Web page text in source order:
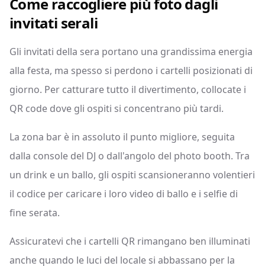
invitati serali
Gli invitati della sera portano una grandissima energia
alla festa, ma spesso si perdono i cartelli posizionati di
giorno. Per catturare tutto il divertimento, collocate i
QR code dove gli ospiti si concentrano più tardi.
La zona bar è in assoluto il punto migliore, seguita
dalla console del DJ o dall'angolo del photo booth. Tra
un drink e un ballo, gli ospiti scansioneranno volentieri
il codice per caricare i loro video di ballo e i selfie di
fine serata.
Assicuratevi che i cartelli QR rimangano ben illuminati
anche quando le luci del locale si abbassano per la